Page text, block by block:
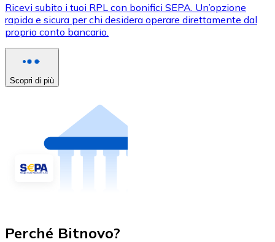
Ricevi subito i tuoi RPL con bonifici SEPA. Un’opzione
rapida e sicura per chi desidera operare direttamente dal
proprio conto bancario.
Scopri di più
Perché Bitnovo?